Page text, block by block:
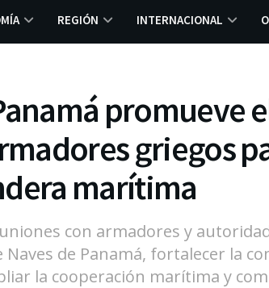
REGIÓN INTERNACIONAL
promueve
griegos
marítima
con armadores y
de Panamá, fortalecer la
la cooperación marítima y